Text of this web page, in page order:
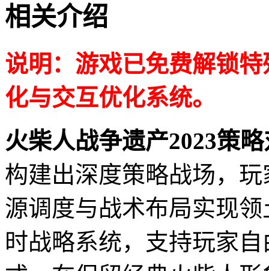
相关介绍
说明：游戏已免费解锁
化与交互优化系统。
火柴人战争遗产2023策
构建出深度策略战场，
源调度与战术布局实现
时战略系统，支持玩家